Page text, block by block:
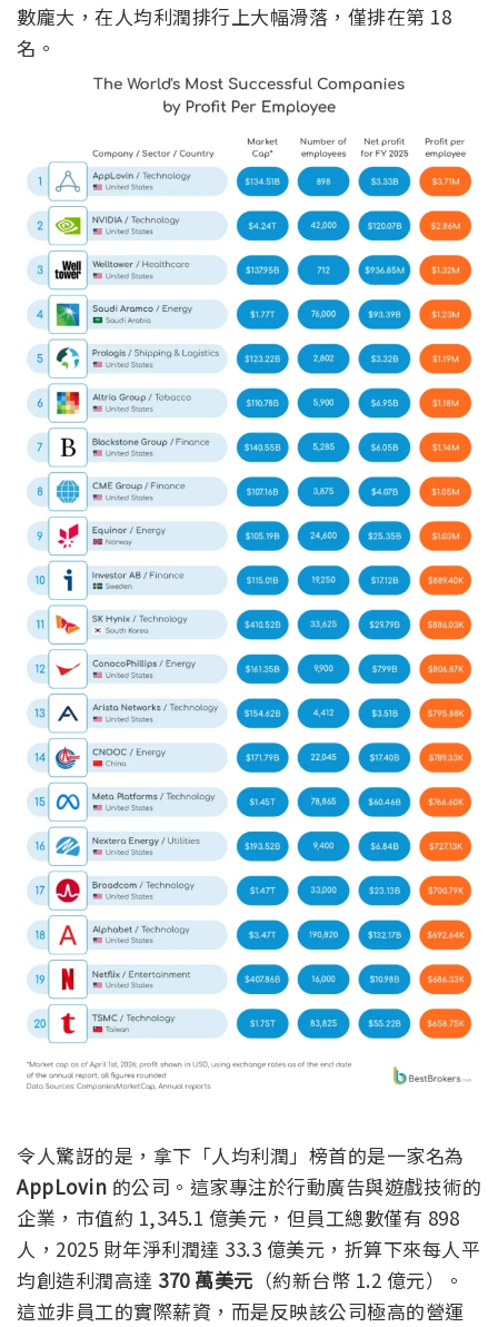
數龐大，在人均利潤排行上大幅滑落，僅排在第 18
名。
令人驚訝的是，拿下「人均利潤」榜首的是一家名為
AppLovin 的公司。這家專注於行動廣告與遊戲技術的
企業，市值約 1,345.1 億美元，但員工總數僅有 898
人，2025 財年淨利潤達 33.3 億美元，折算下來每人平
均創造利潤高達 370 萬美元 （約新台幣 1.2 億元）。
這並非員工的實際薪資，而是反映該公司極高的營運